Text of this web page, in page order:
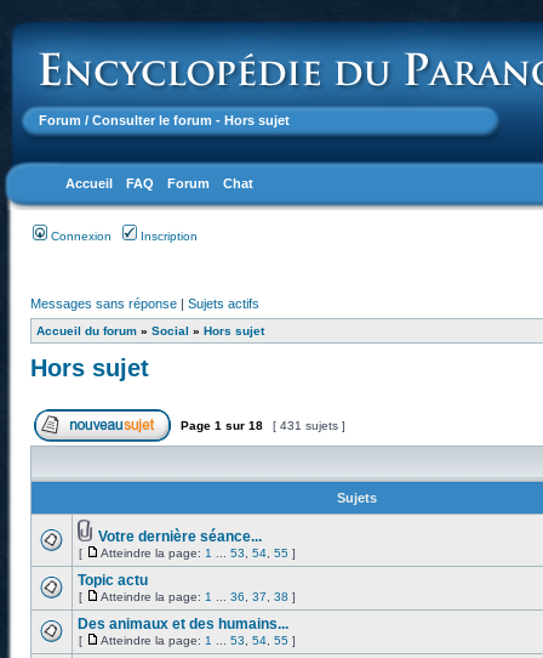
Forum / Consulter le forum - Hors sujet
Accueil FAQ Forum Chat
Connexion Inscription
Messages sans réponse | Sujets actifs
Accueil du forum » Social » Hors sujet
Hors sujet
Page 1 sur 18 [ 431 sujets ]
Sujets
Votre dernière séance...
[ Atteindre la page: 1 53 54 55 ]
Topic actu
[ Atteindre la page: 1 36 37 38 ]
Des animaux et des humains...
[ Atteindre la page: 1 53 54 55 ]